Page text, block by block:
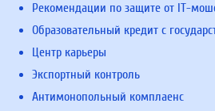
Рекомендации по защите от IT-
Образовательный кредит с
Центр карьеры
Экспортный контроль
Антимонопольный комплаенс